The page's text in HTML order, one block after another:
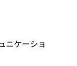
ニケーショ